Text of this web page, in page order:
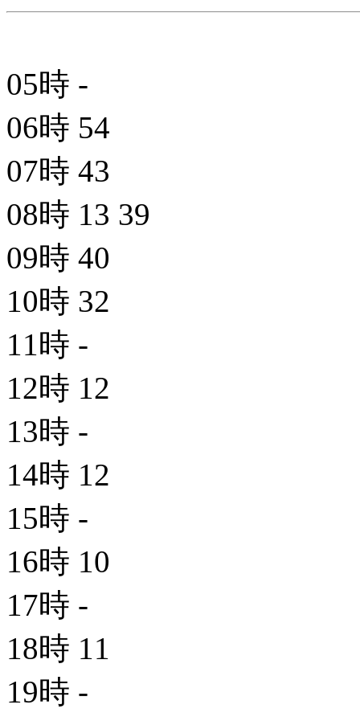
05時 -
06時 54
07時 43
08時 13 39
09時 40
10時 32
11時 -
12時 12
13時 -
14時 12
15時 -
16時 10
17時 -
18時 11
19時 -